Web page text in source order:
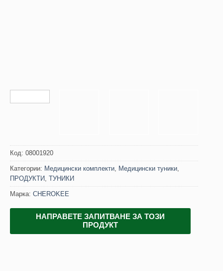
Код: 08001920
Категории: Медицински комплекти Медицински туники
ПРОДУКТИ ТУНИКИ
Марка: CHEROKEE
НАПРАВЕТЕ ЗАПИТВАНЕ ЗА ТОЗИ
ПРОДУКТ